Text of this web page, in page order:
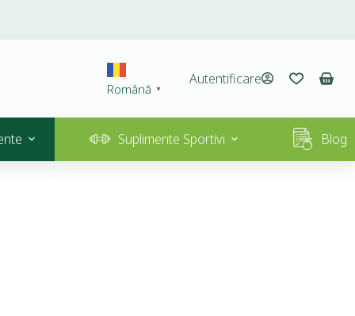
Română ▼
Autentificare
Suplimente Sportivi Blog